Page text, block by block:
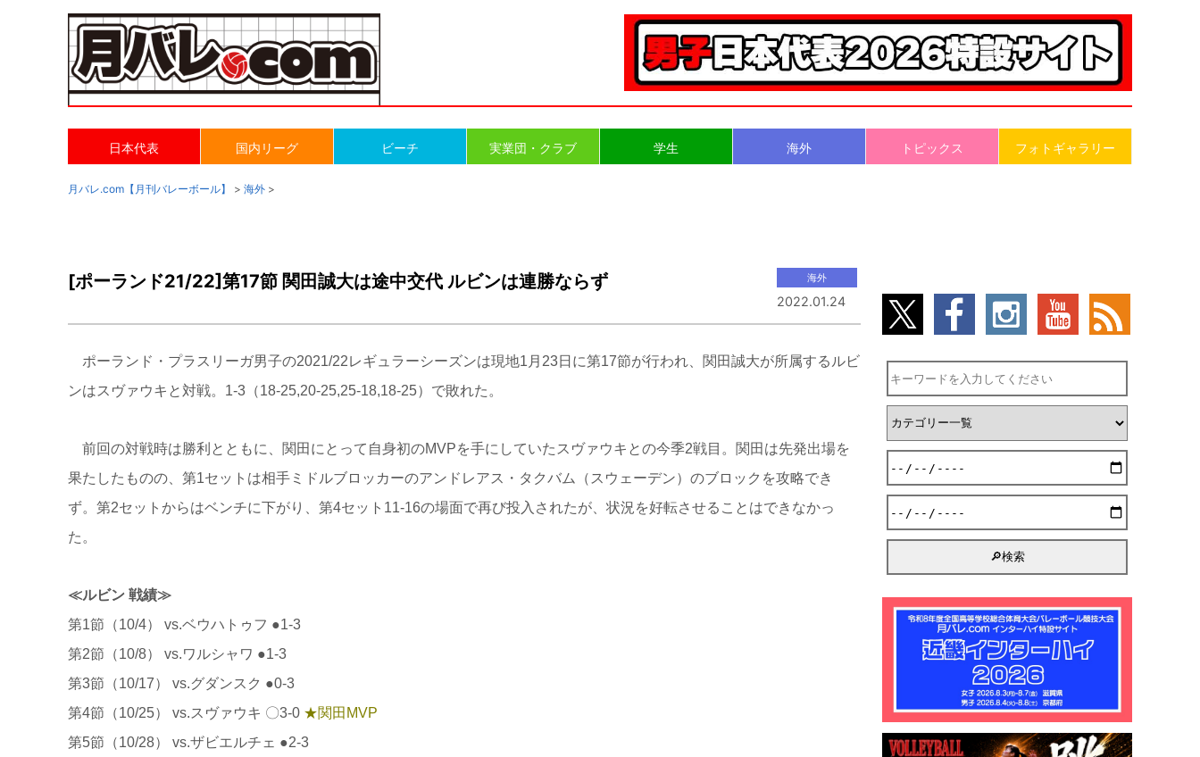
日本代表 国内リーグ ビーチ 実業団・クラブ 学生 海外 トピックス フォトギャラリー
月バレ.com【月刊バレーボール】 > 海外 >
[ポーランド21/22]第17節 関田誠大は途中交代 ルビンは連勝ならず 海外
2022.01.24
ポーランド・プラスリーガ男子の2021/22レギュラーシーズンは現地1月23日に第17節が行われ、関田誠大が所属するルビ
ンはスヴァウキと対戦。1-3（18-25,20-25,25-18,18-25）で敗れた。
前回の対戦時は勝利とともに、関田にとって自身初のMVPを手にしていたスヴァウキとの今季2戦目。関田は先発出場を
果たしたものの、第1セットは相手ミドルブロッカーのアンドレアス・タクバム（スウェーデン）のブロックを攻略でき
ず。第2セットからはベンチに下がり、第4セット11-16の場面で再び投入されたが、状況を好転させることはできなかっ
た。
≪ルビン 戦績≫
第1節（10/4） vs.ベウハトゥフ ●1-3
第2節（10/8） vs.ワルシャワ ●1-3
第3節（10/17） vs.グダンスク ●0-3
第4節（10/25） vs.スヴァウキ 〇3-0 ★関田MVP
第5節（10/28） vs.ザビエルチェ ●2-3